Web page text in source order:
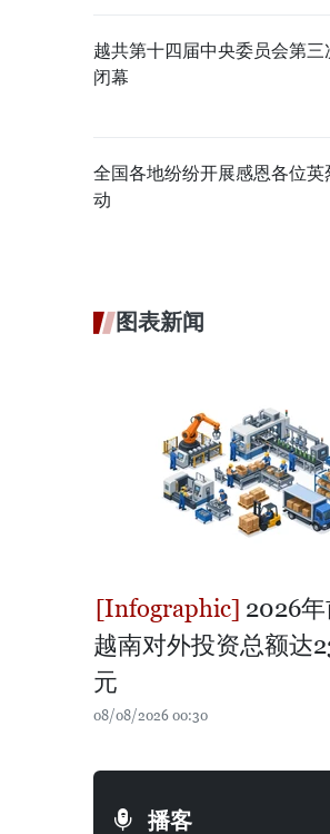
越共第十四届中央委员会第三
闭幕
全国各地纷纷开展感恩各位英
动
图表新闻
2026年
越南对外投资总额达
元
08/08/2026 00:30
播客